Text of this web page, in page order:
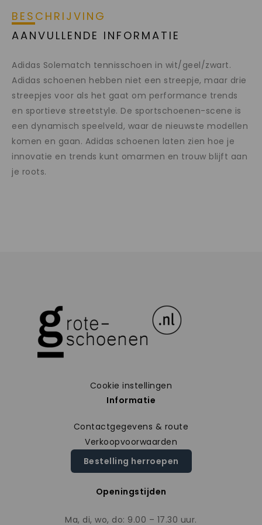
BESCHRIJVING
AANVULLENDE INFORMATIE
Adidas Solematch tennisschoen in wit/geel/zwart.
Adidas schoenen hebben niet een streepje, maar drie
streepjes voor als het gaat om performance trends
en sportieve streetstyle. De sportschoenen-scene is
een dynamisch speelveld, waar de nieuwste modellen
komen en gaan. Adidas schoenen laten zien hoe je
innovatie en trends kunt omarmen en trouw blijft aan
je roots.
Cookie instellingen
Informatie
Contactgegevens & route
Verkoopvoorwaarden
Bestelling herroepen
Openingstijden
Ma, di, wo, do: 9.00 – 17.30 uur.